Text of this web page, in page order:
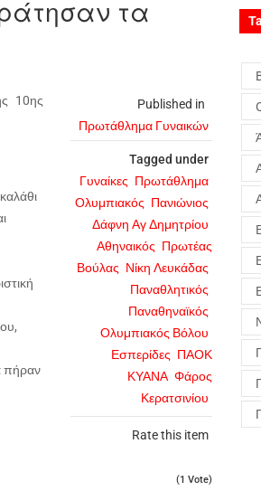
τα
Published in
Πρωτάθλημα Γυναικών
Tagged under
Γυναίκες Πρωτάθλημα
Ολυμπιακός Πανιώνιος
Δάφνη Αγ Δημητρίου
Αθηναικός Πρωτέας
Βούλας Νίκη Λευκάδας
Παναθλητικός
Παναθηναϊκός
Ολυμπιακός Βόλου
Εσπερίδες ΠΑΟΚ
ΚΥΑΝΑ Φάρος
Κερατσινίου
Rate this item
(1 Vote)
10ης
πήραν